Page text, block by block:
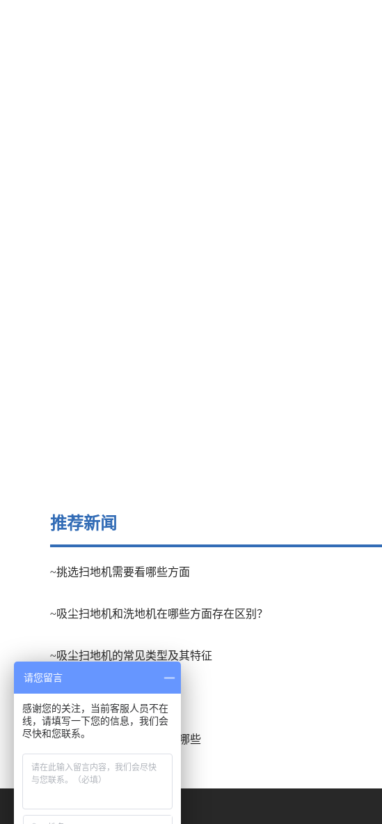
推荐新闻
~挑选扫地机需要看哪些方面
~吸尘扫地机和洗地机在哪些方面存在区别？
~吸尘扫地机的常见类型及其特征
~扫地车的应用场合有哪些
~洗地吸干机的发展趋势有哪些
请您留言
感谢您的关注，当前客服人员不在
线，请填写一下您的信息，我们会
尽快和您联系。